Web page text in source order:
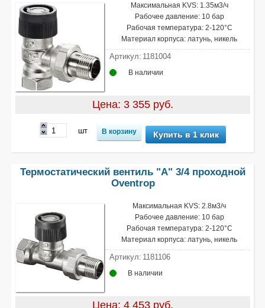
Максимальная KVS: 1.35м3/ч
Рабочее давление: 10 бар
Рабочая температура: 2-120°С
Материал корпуса: латунь, никель
Артикул: 1181004
В наличии
Цена: 3 355 руб.
шт Купить в 1 клик
Термостатический вентиль "A" 3/4 проходной
Oventrop
Максимальная KVS: 2.8м3/ч
Рабочее давление: 10 бар
Рабочая температура: 2-120°С
Материал корпуса: латунь, никель
Артикул: 1181106
В наличии
Цена: 4 453 руб.